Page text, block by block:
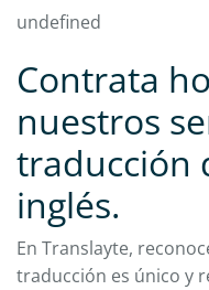
undefined
Contrata
nuestros
traducción
inglés.
En Translayte,
traducción es único y